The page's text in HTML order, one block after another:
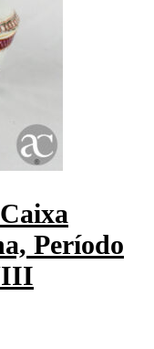
Período